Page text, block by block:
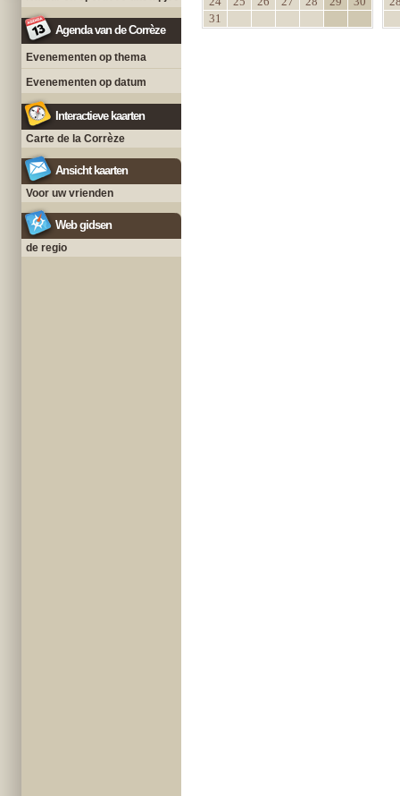
Agenda van de Corrèze
Evenementen op thema
Evenementen op datum
Interactieve kaarten
Carte de la Corrèze
Ansicht kaarten
Voor uw vrienden
Web gidsen
de regio
31